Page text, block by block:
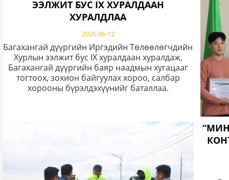
#УсыгБүүБас #ДалайгБүүЯнд
#ҮерУсныАюулгүйБайдал #ЗАболЗААВАЛхий
ЭЭЛЖИТ БУС IX ХУРАЛДААН
ХУРАЛДЛАА
2026-06-12
Багахангай дүүргийн Иргэдийн Төлөөлөгчдийн
Хурлын ээлжит бус IX хуралдаан хуралдаж,
Багахангай дүүргийн баяр наадмын хугацааг
тогтоох, зохион байгуулах хороо, салбар
хорооны бүрэлдэхүүнийг баталлаа.